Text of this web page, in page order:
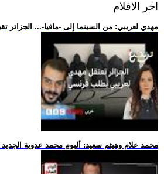
اخر الافلام
.. مهدي لعريبي: من السينما إلى -مافيا-... الجزائر
.. محمد علام وهيثم سعيد: ألبوم محمد عدوية الجديد